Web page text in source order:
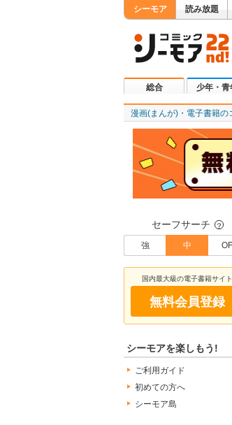
シーモア 読み放題
総合 少年・青
漫画(まんが)・電子書籍の
セーフサーチ ？
強 中
国内最大級の電子書籍サイト
無料会員登録
シーモアを楽しもう!
ご利用ガイド
初めての方へ
シーモア島